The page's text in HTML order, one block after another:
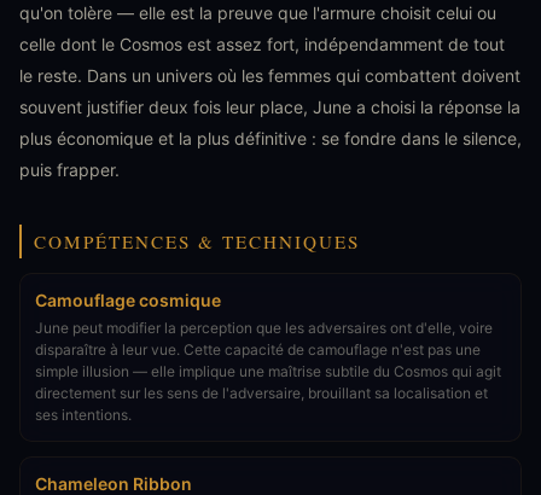
qu'on tolère — elle est la preuve que l'armure choisit celui ou
celle dont le Cosmos est assez fort, indépendamment de tout
le reste. Dans un univers où les femmes qui combattent doivent
souvent justifier deux fois leur place, June a choisi la réponse la
plus économique et la plus définitive : se fondre dans le silence,
puis frapper.
COMPÉTENCES & TECHNIQUES
Camouflage cosmique
June peut modifier la perception que les adversaires ont d'elle, voire
disparaître à leur vue. Cette capacité de camouflage n'est pas une
simple illusion — elle implique une maîtrise subtile du Cosmos qui agit
directement sur les sens de l'adversaire, brouillant sa localisation et
ses intentions.
Chameleon Ribbon